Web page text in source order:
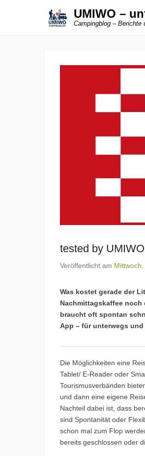
UMIWO –
Campingblog – Berichte
tested by
Veröffentlicht am
Was kostet gerade der
Nachmittagskaffee noch
braucht oft spontan
App – für unterwegs
Die Möglichkeiten eine
Tablet/ E-Reader oder
Tourismusverbänden
und dann eine eigene
Nachteil dabei ist, dass
sind Spontanität oder
schon mal zum Flop
bereits geschlossen oder